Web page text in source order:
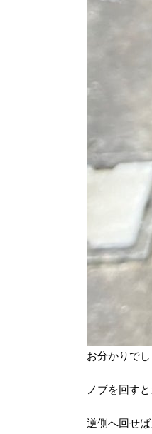
お分かりで
ノブを回す
逆側へ回せ